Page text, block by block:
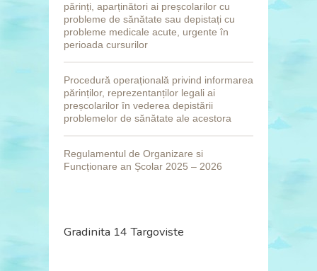
părinți, aparținători ai preșcolarilor cu
probleme de sănătate sau depistați cu
probleme medicale acute, urgente în
perioada cursurilor
Procedură operațională privind informarea
părinților, reprezentanților legali ai
preșcolarilor în vederea depistării
problemelor de sănătate ale acestora
Regulamentul de Organizare si
Funcționare an Școlar 2025 – 2026
Gradinita 14 Targoviste